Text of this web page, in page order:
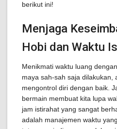
berikut ini!
Menjaga
Hobi dan Waktu
Menikmati waktu luang
maya sah-sah saja dilakukan,
mengontrol diri dengan baik.
bermain membuat kita lupa
jam istirahat yang sangat
adalah manajemen waktu